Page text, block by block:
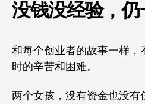
没钱没经验，
和每个创业者的故事一样，
时的辛苦和困难。
两个女孩，没有资金也没有